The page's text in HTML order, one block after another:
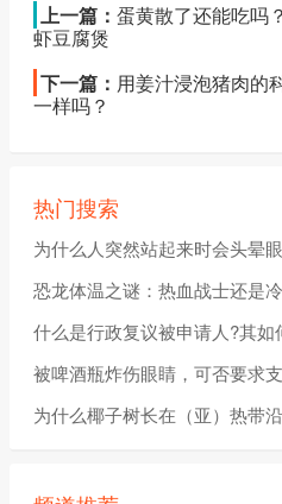
上一篇： 蛋黄散了还能吃吗
虾豆腐煲
下一篇： 用姜汁浸泡猪肉的
一样吗？
热门搜索
为什么人突然站起来时会头晕
恐龙体温之谜：热血战士还是
什么是行政复议被申请人?其如
被啤酒瓶炸伤眼睛，可否要求
为什么椰子树长在（亚）热带